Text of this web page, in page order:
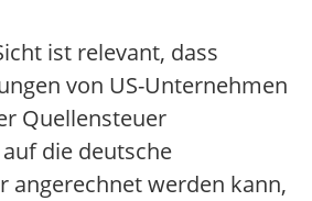
ist relevant, dass
von US-Unternehmen
Quellensteuer
die deutsche
angerechnet werden kann,